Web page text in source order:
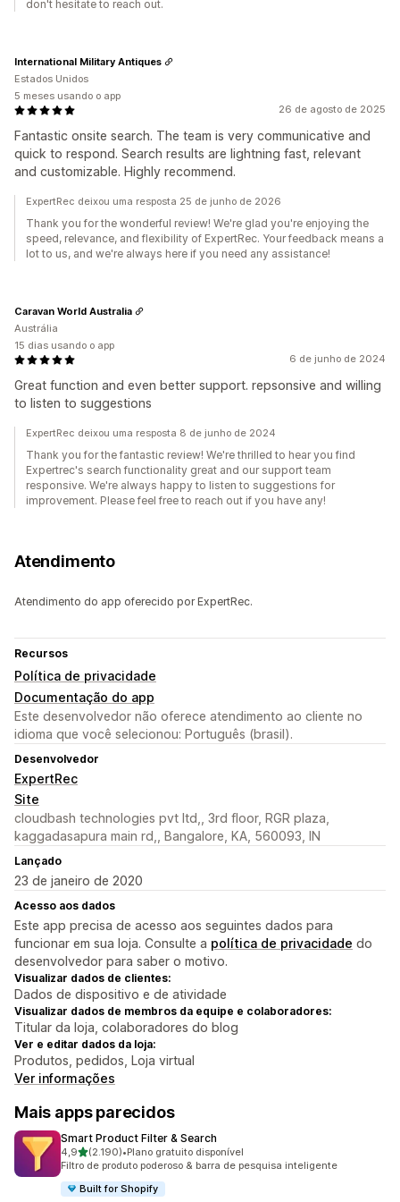
don't hesitate to reach out.
26 de agosto de 2025
Fantastic onsite search. The team is very communicative and
quick to respond. Search results are lightning fast, relevant
and customizable. Highly recommend.
International Military Antiques
Estados Unidos
5 meses usando o app
ExpertRec deixou uma resposta 25 de junho de 2026
Thank you for the wonderful review! We're glad you're enjoying the
speed, relevance, and flexibility of ExpertRec. Your feedback means a
lot to us, and we're always here if you need any assistance!
6 de junho de 2024
Great function and even better support. repsonsive and willing
to listen to suggestions
Caravan World Australia
Austrália
15 dias usando o app
ExpertRec deixou uma resposta 8 de junho de 2024
Thank you for the fantastic review! We're thrilled to hear you find
Expertrec's search functionality great and our support team
responsive. We're always happy to listen to suggestions for
improvement. Please feel free to reach out if you have any!
Atendimento
Atendimento do app oferecido por ExpertRec.
Recursos
Política de privacidade
Documentação do app
Este desenvolvedor não oferece atendimento ao cliente no
idioma que você selecionou: Português (brasil).
Desenvolvedor
ExpertRec
Site
cloudbash technologies pvt ltd,, 3rd floor, RGR plaza,
kaggadasapura main rd,, Bangalore, KA, 560093, IN
Lançado
23 de janeiro de 2020
Acesso aos dados
Este app precisa de acesso aos seguintes dados para
funcionar em sua loja. Consulte a política de privacidade do
desenvolvedor para saber o motivo.
Visualizar dados de clientes:
Dados de dispositivo e de atividade
Visualizar dados de membros da equipe e colaboradores:
Titular da loja, colaboradores do blog
Ver e editar dados da loja:
Produtos, pedidos, Loja virtual
Ver informações
Mais apps parecidos
Smart Product Filter & Search
4,9de 5 estrelas
(2.190)
2190 avaliações ao todo
•Plano gratuito disponível
Filtro de produto poderoso & barra de pesquisa inteligente
Built for Shopify